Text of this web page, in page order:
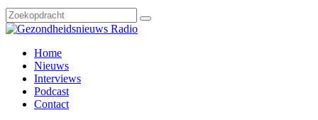
Home
Nieuws
Interviews
Podcast
Contact